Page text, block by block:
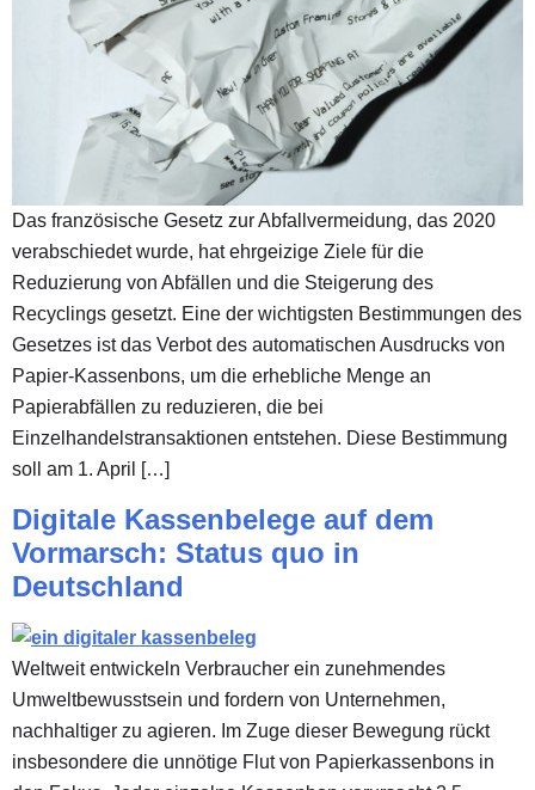
Das französische Gesetz zur Abfallvermeidung, das 2020
verabschiedet wurde, hat ehrgeizige Ziele für die
Reduzierung von Abfällen und die Steigerung des
Recyclings gesetzt. Eine der wichtigsten Bestimmungen des
Gesetzes ist das Verbot des automatischen Ausdrucks von
Papier-Kassenbons, um die erhebliche Menge an
Papierabfällen zu reduzieren, die bei
Einzelhandelstransaktionen entstehen. Diese Bestimmung
soll am 1. April […]
Digitale Kassenbelege auf dem
Vormarsch: Status quo in
Deutschland
Weltweit entwickeln Verbraucher ein zunehmendes
Umweltbewusstsein und fordern von Unternehmen,
nachhaltiger zu agieren. Im Zuge dieser Bewegung rückt
insbesondere die unnötige Flut von Papierkassenbons in